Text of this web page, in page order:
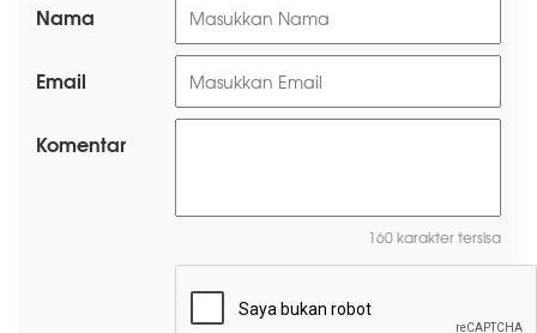
Nama
Email
Komentar
160 karakter tersisa